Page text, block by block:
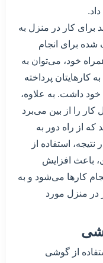
برای کار در منزل به
برای انجام
خود، می‌توان به
کارهایتان پرداخته
داشت. به علاوه،
را از بین می‌برد
که از راه دور به
استفاده از
باعث افزایش
کارها می‌شود و به
در منزل مورد
از گوشی